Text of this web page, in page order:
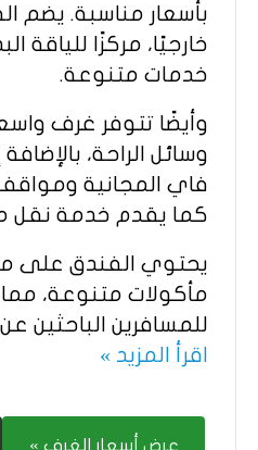
بأسعار مناسبة. يضم
خارجيًا، مركزًا للياقة
خدمات متنوعة.​
وأيضًا تتوفر غرف
وسائل الراحة،
فاي المجانية
كما يقدم خدمة نقل
يحتوي الفندق على
مأكولات متنوعة، مما
للمسافرين الباحثين عن
اقرأ المزيد »
عرض أسعار الغرف »